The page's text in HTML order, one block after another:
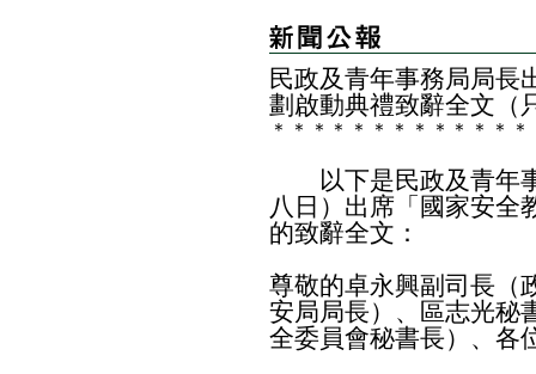
民政及青年事務局局長
劃啟動典禮致辭全文（
＊ ＊ ＊ ＊ ＊ ＊ ＊ ＊ ＊ ＊ ＊ ＊ ＊
以下是民政及青年事
八日）出席「國家安全
的致辭全文：
尊敬的卓永興副司長（
安局局長）、區志光秘
全委員會秘書長）、各